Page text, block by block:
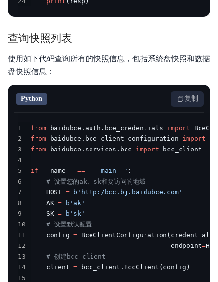
查询快照列表
使用如下代码查询所有的快照信息，包括系统盘快照和数据
盘快照信息：
Python 复制
1 from baidubce . auth . bce_credentials import
2
from baidubce . bce_client_configuration import
3
from baidubce . services . bcc import
4
5
if __name__ == '__main__' :
6
# 设置您的ak、sk和要访问的地域
7
    HOST
=
b'http:/bcc.bj.baidubce.com'
8
    AK
=
b'ak'
9
    SK
=
b'sk'
10
# 设置默认配置
11
    config
= BceClientConfiguration ( credentials
12
                                    endpoint
=
13
# 创建bcc client
14
    client
= bcc_client . BccClient ( config )
15